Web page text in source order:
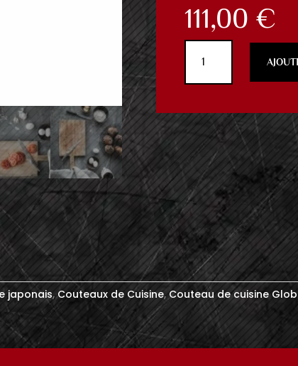
111,00 €
Pain
Universel
GS14
japonais,Couteaux de Cuisine, Couteau de cuisine